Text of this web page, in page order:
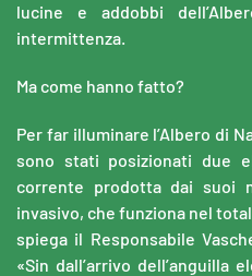
lucine e addobbi
intermittenza.
Ma come hanno fatto?
Per far illuminare l’Albero di
sono stati posizionati due
corrente prodotta dai suoi
invasivo, che funziona nel
spiega il Responsabile
«Sin dall’arrivo dell’anguilla